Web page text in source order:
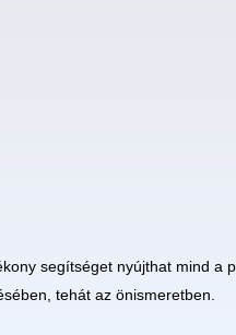
segítséget nyújthat mind a
tehát az önismeretben.